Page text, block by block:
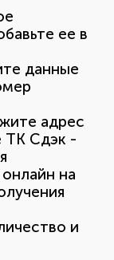
ее в
данные
адрес
ТК Сдэк -
на
и